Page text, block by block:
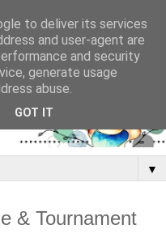
▼
& Tournament
to deliver its services
and user-agent are
and security
generate usage
abuse.
GOT IT